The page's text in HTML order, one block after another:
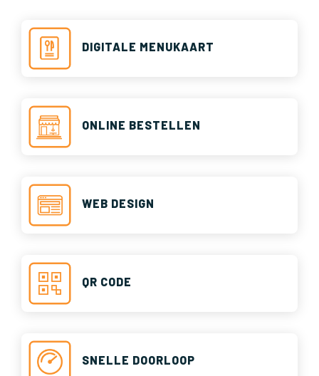
DIGITALE MENUKAART
ONLINE BESTELLEN
WEB DESIGN
QR CODE
SNELLE DOORLOOP